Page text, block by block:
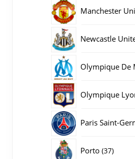
Manchester
Newcastle
Olympique De
Olympique
Paris Saint-
Porto 3737